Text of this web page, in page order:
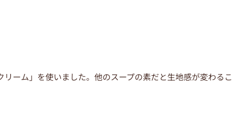
ーム」を使いました。他のスープの素だと生地感が変わるこ